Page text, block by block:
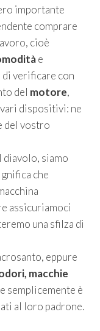
importante
comprare
cioè
e
di verificare con
del motore,
dispositivi: ne
del vostro
diavolo, siamo
che
assicuriamoci
una sfilza di
eppure
macchie
semplicemente è
al loro padrone.